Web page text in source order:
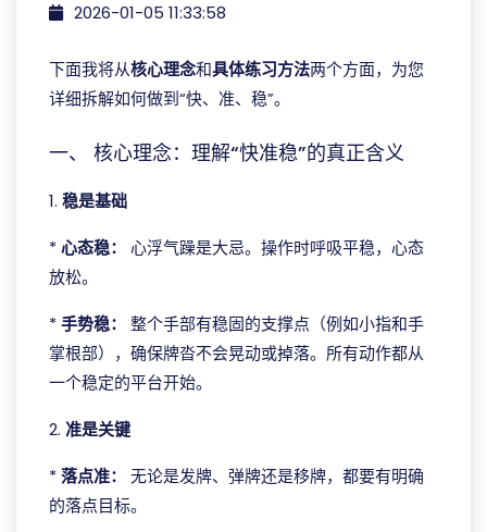
2026-01-05 11:33:58
下面我将从核心理念和具体练习方法两个方面，为您
详细拆解如何做到“快、准、稳”。
一、 核心理念：理解“快准稳”的真正含义
1. 稳是基础
*心态稳：
心浮气躁是大忌。操作时呼吸平稳，心态
放松。
*手势稳：
整个手部有稳固的支撑点（例如小指和手
掌根部），确保牌沓不会晃动或掉落。所有动作都从
一个稳定的平台开始。
2. 准是关键
*落点准：
无论是发牌、弹牌还是移牌，都要有明确
的落点目标。